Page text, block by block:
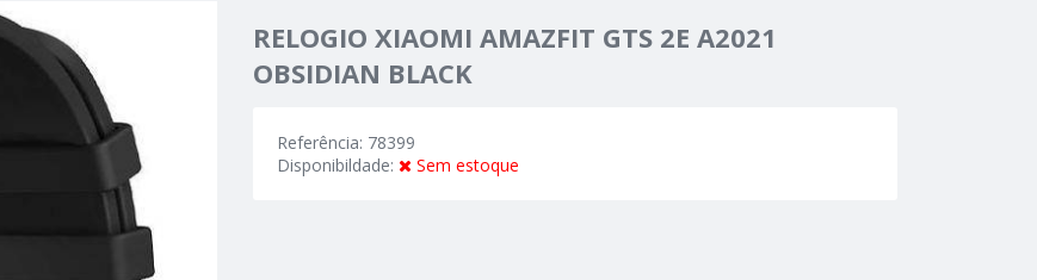
RELOGIO XIAOMI AMAZFIT GTS 2E A2021
OBSIDIAN BLACK
Referência: 78399
Disponibildade:
Sem estoque